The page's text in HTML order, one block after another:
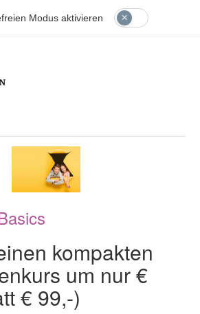
Modus aktivieren
kompakten
um nur €
€ 99,-)